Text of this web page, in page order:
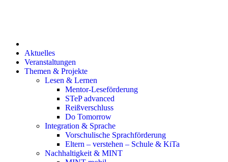
Aktuelles
Veranstaltungen
Themen & Projekte
Lesen & Lernen
Mentor-Leseförderung
STeP advanced
Reißverschluss
Do Tomorrow
Integration & Sprache
Vorschulische Sprachförderung
Eltern – verstehen – Schule & KiTa
Nachhaltigkeit & MINT